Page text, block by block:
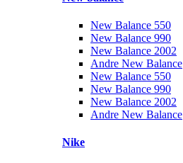
New Balance 550
New Balance 990
New Balance 2002
Andre New Balance
New Balance 550
New Balance 990
New Balance 2002
Andre New Balance
Nike